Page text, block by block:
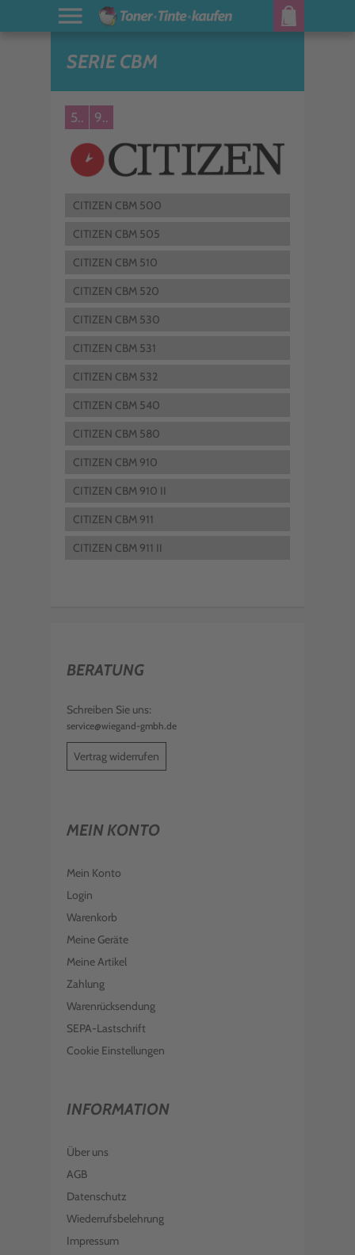
SERIE CBM
5.. 9..
CITIZEN CBM 500
CITIZEN CBM 505
CITIZEN CBM 510
CITIZEN CBM 520
CITIZEN CBM 530
CITIZEN CBM 531
CITIZEN CBM 532
CITIZEN CBM 540
CITIZEN CBM 580
CITIZEN CBM 910
CITIZEN CBM 910 II
CITIZEN CBM 911
CITIZEN CBM 911 II
BERATUNG
Schreiben Sie uns:
service@wiegand-gmbh.de
Vertrag widerrufen
MEIN KONTO
Mein Konto
Login
Warenkorb
Meine Geräte
Meine Artikel
Zahlung
Warenrücksendung
SEPA-Lastschrift
Cookie Einstellungen
INFORMATION
Über uns
AGB
Datenschutz
Wiederrufsbelehrung
Impressum